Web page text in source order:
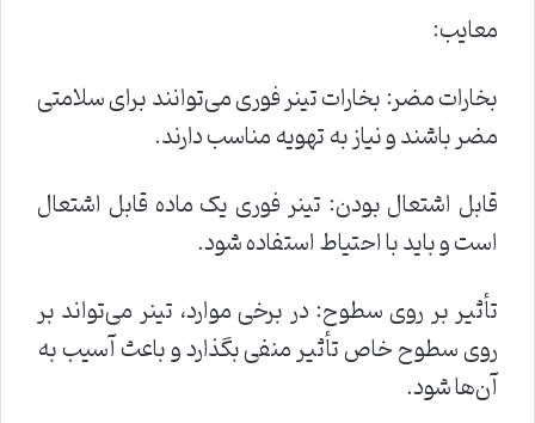
معایب:
بخارات مضر: بخارات تینر فوری می‌توانند برای سلامتی
مضر باشند و نیاز به تهویه مناسب دارند.
قابل اشتعال بودن: تینر فوری یک ماده قابل اشتعال
است و باید با احتیاط استفاده شود.
تأثیر بر روی سطوح: در برخی موارد، تینر می‌تواند بر
روی سطوح خاص تأثیر منفی بگذارد و باعث آسیب به
آن‌ها شود.